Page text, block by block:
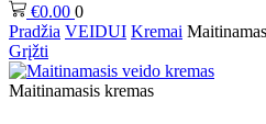
€0.00 0
Pradžia VEIDUI Kremai
Grįžti
Maitinamasis kremas